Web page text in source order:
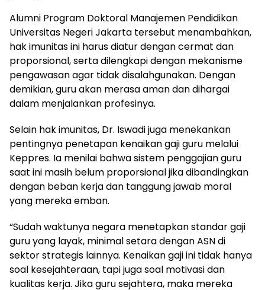
Alumni Program Doktoral Manajemen Pendidikan
Universitas Negeri Jakarta tersebut menambahkan,
hak imunitas ini harus diatur dengan cermat dan
proporsional, serta dilengkapi dengan mekanisme
pengawasan agar tidak disalahgunakan. Dengan
demikian, guru akan merasa aman dan dihargai
dalam menjalankan profesinya.
Selain hak imunitas, Dr. Iswadi juga menekankan
pentingnya penetapan kenaikan gaji guru melalui
Keppres. Ia menilai bahwa sistem penggajian guru
saat ini masih belum proporsional jika dibandingkan
dengan beban kerja dan tanggung jawab moral
yang mereka emban.
“Sudah waktunya negara menetapkan standar gaji
guru yang layak, minimal setara dengan ASN di
sektor strategis lainnya. Kenaikan gaji ini tidak hanya
soal kesejahteraan, tapi juga soal motivasi dan
kualitas kerja. Jika guru sejahtera, maka mereka